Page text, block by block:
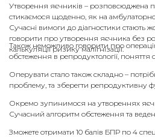
Утворення яєчників – розповсюджена
стикаємося щоденно, як на
Сучасні вимоги до діагностики
говорити про утворення яєчника без
калькуляції ризику малігнізації.
Також неможливо говорити про
обстеження в репродуктології, поняття
Оперувати стало також складно –
проблему, та зберегти репродуктивну
Окремо зупинимося на утвореннях
Сучасний алгоритм обстеження та
Зможете отримати 10 балів БПР по 4